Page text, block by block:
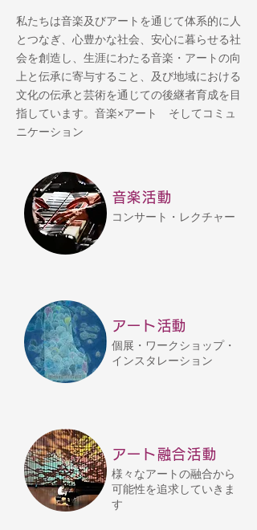
私たちは音楽及びアートを通じて体系的に人
とつなぎ、心豊かな社会、安心に暮らせる社
会を創造し、生涯にわたる音楽・アートの向
上と伝承に寄与すること、及び地域における
文化の伝承と芸術を通じての後継者育成を目
指しています。 音楽×アート そしてコミュ
ニケーション
音楽活動
コンサート・レクチャー
アート活動
個展・ワークショップ・
インスタレーション
アート融合活動
様々なアートの融合から
可能性を追求していきま
す